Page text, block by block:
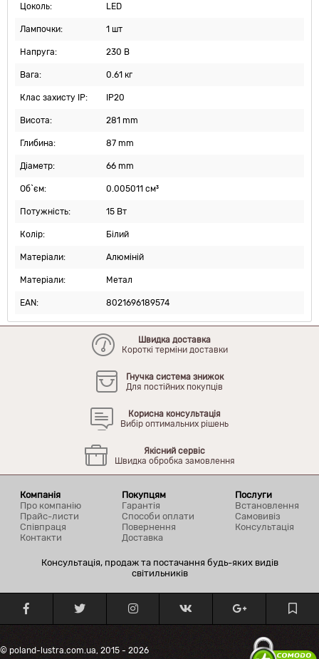
Цоколь: LED
Лампочки: 1 шт
Напруга: 230 В
Вага: 0.61 кг
Клас захисту IP: IP20
Висота: 281 mm
Глибина: 87 mm
Діаметр: 66 mm
Об`єм: 0.005011 см³
Потужність: 15 Вт
Колір: Білий
Матеріали: Алюміній
Матеріали: Метал
EAN: 8021696189574
Швидка доставка
Короткі терміни доставки
Гнучка система знижок
Для постійних покупців
Корисна консультація
Вибір оптимальних рішень
Якісний сервіс
Швидка обробка замовлення
Компанія
Про компанію
Прайс-листи
Співпраця
Контакти
Покупцям
Гарантія
Способи оплати
Повернення
Доставка
Послуги
Встановлення
Самовивіз
Консультація
Консультація, продаж та постачання будь-яких видів
світильників
© poland-lustra.com.ua, 2015 - 2026